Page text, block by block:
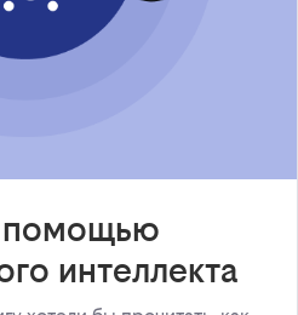
помощью
интеллекта